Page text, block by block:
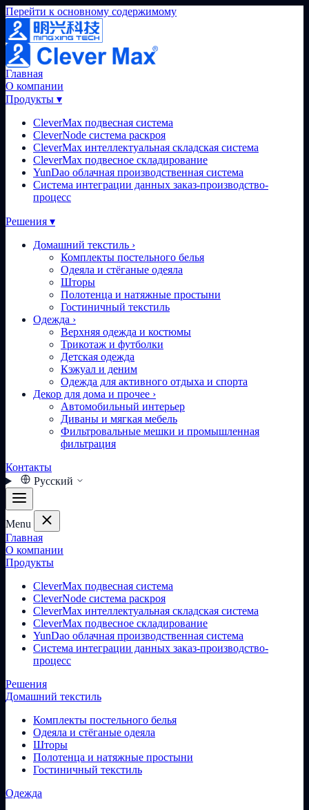
Перейти к основному содержимому
Главная
О компании
Продукты ▾
CleverMax подвесная система
CleverNode система раскроя
CleverMax интеллектуальная складская система
CleverMax подвесное складирование
YunDao облачная производственная система
Система интеграции данных заказ-производство-
процесс
Решения ▾
Домашний текстиль ›
Комплекты постельного белья
Одеяла и стёганые одеяла
Шторы
Полотенца и натяжные простыни
Гостиничный текстиль
Одежда ›
Верхняя одежда и костюмы
Трикотаж и футболки
Детская одежда
Кэжуал и деним
Одежда для активного отдыха и спорта
Декор для дома и прочее ›
Автомобильный интерьер
Диваны и мягкая мебель
Фильтровальные мешки и промышленная
фильтрация
Контакты
Русский
Menu
Главная
О компании
Продукты
CleverMax подвесная система
CleverNode система раскроя
CleverMax интеллектуальная складская система
CleverMax подвесное складирование
YunDao облачная производственная система
Система интеграции данных заказ-производство-
процесс
Решения
Домашний текстиль
Комплекты постельного белья
Одеяла и стёганые одеяла
Шторы
Полотенца и натяжные простыни
Гостиничный текстиль
Одежда